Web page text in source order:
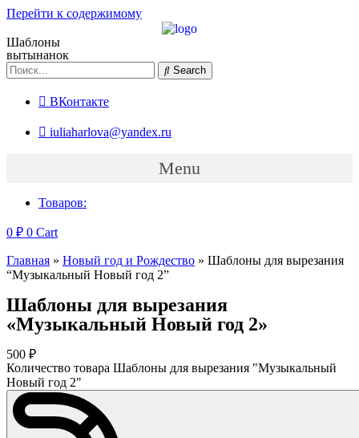
Перейти к содержимому
Шаблоны
вытынанок
Search
ВКонтакте
iuliaharlova@yandex.ru
Menu
Товаров:
0 ₽ 0 Cart
Главная » Новый год и Рождество » Шаблоны для вырезания
“Музыкальный Новый год 2”
Шаблоны для вырезания
«Музыкальный Новый год 2»
500 ₽
Количество товара Шаблоны для вырезания "Музыкальный
Новый год 2"